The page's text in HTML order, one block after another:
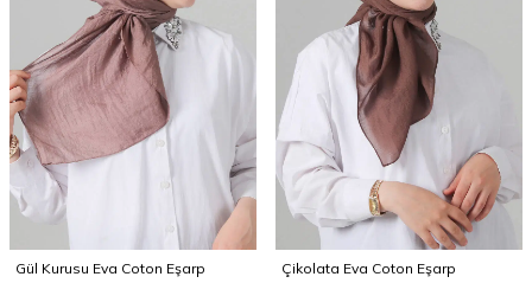
Gül Kurusu Eva Coton Eşarp Çikolata Eva Coton Eşarp